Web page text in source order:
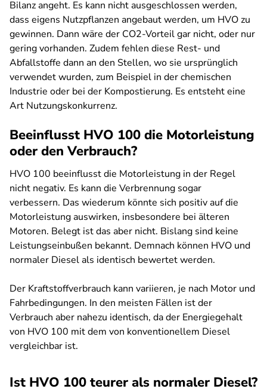
Bilanz angeht. Es kann nicht ausgeschlossen werden,
dass eigens Nutzpflanzen angebaut werden, um HVO zu
gewinnen. Dann wäre der CO2-Vorteil gar nicht, oder nur
gering vorhanden. Zudem fehlen diese Rest- und
Abfallstoffe dann an den Stellen, wo sie ursprünglich
verwendet wurden, zum Beispiel in der chemischen
Industrie oder bei der Kompostierung. Es entsteht eine
Art Nutzungskonkurrenz.
Beeinflusst HVO 100 die Motorleistung
oder den Verbrauch?
HVO 100 beeinflusst die Motorleistung in der Regel
nicht negativ. Es kann die Verbrennung sogar
verbessern. Das wiederum könnte sich positiv auf die
Motorleistung auswirken, insbesondere bei älteren
Motoren. Belegt ist das aber nicht. Bislang sind keine
Leistungseinbußen bekannt. Demnach können HVO und
normaler Diesel als identisch bewertet werden.
Der Kraftstoffverbrauch kann variieren, je nach Motor und
Fahrbedingungen. In den meisten Fällen ist der
Verbrauch aber nahezu identisch, da der Energiegehalt
von HVO 100 mit dem von konventionellem Diesel
vergleichbar ist.
Ist HVO 100 teurer als normaler Diesel?